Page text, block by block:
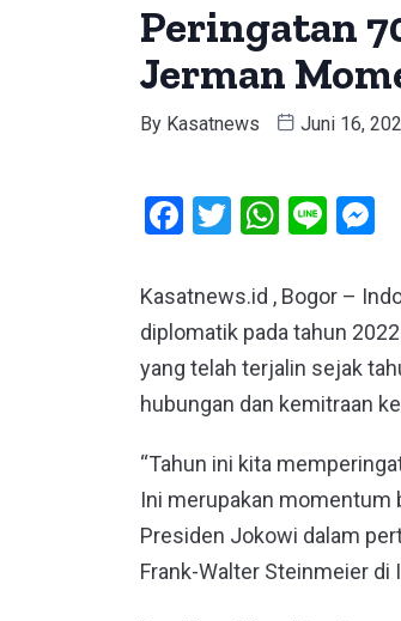
Peringatan
Jerman
By Kasatnews Juni 16,
Facebook
TwitterLine
Kasatnews.id , Bogor –
diplomatik pada tahun
yang telah terjalin sejak
hubungan dan kemitraan
“Tahun ini kita
Ini merupakan momentum
Presiden Jokowi dalam
Frank-Walter Steinmeier di